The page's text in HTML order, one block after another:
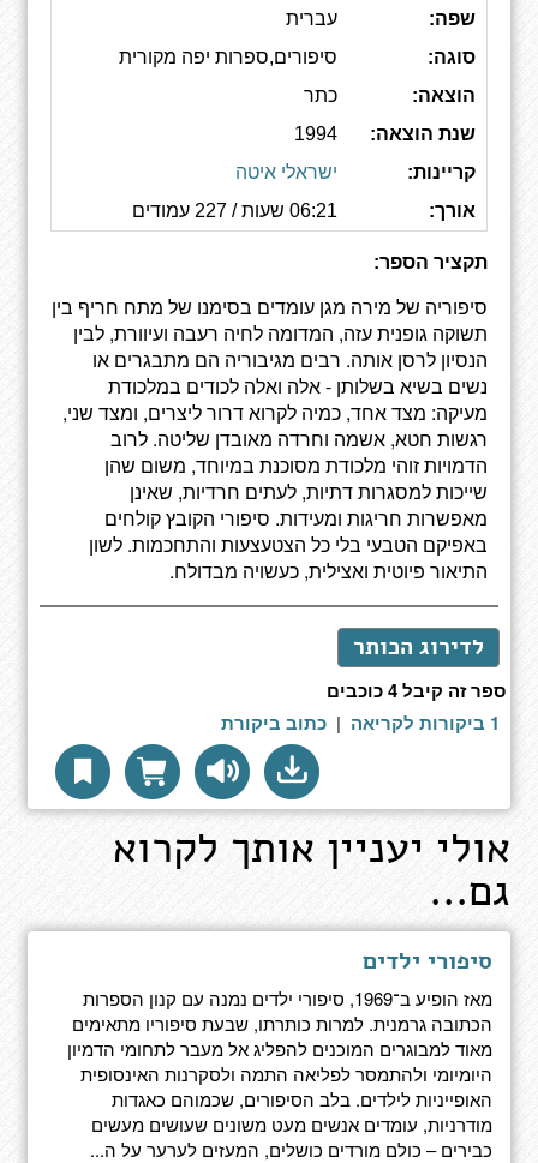
שפה:
עברית
סוגה:
סיפורים,ספרות יפה מקורית
הוצאה:
כתר
שנת הוצאה:
1994
קריינות:
ישראלי איטה
אורך:
06:21 שעות / 227 עמודים
תקציר הספר:
סיפוריה של מירה מגן עומדים בסימנו של מתח חריף בין
תשוקה גופנית עזה, המדומה לחיה רעבה ועיוורת, לבין
הנסיון לרסן אותה. רבים מגיבוריה הם מתבגרים או
נשים בשיא בשלותן - אלה ואלה לכודים במלכודת
מעיקה: מצד אחד, כמיה לקרוא דרור ליצרים, ומצד שני,
רגשות חטא, אשמה וחרדה מאובדן שליטה. לרוב
הדמויות זוהי מלכודת מסוכנת במיוחד, משום שהן
שייכות למסגרות דתיות, לעתים חרדיות, שאינן
מאפשרות חריגות ומעידות. סיפורי הקובץ קולחים
באפיקם הטבעי בלי כל הצטעצעות והתחכמות. לשון
התיאור פיוטית ואצילית, כעשויה מבדולח.
לדירוג הכותר
ספר זה קיבל 4 כוכבים
1 ביקורות לקריאה
| כתוב ביקורת
אולי יעניין אותך לקרוא
גם...
סיפורי ילדים
מאז הופיע ב־1969, סיפורי ילדים נמנה עם קנון הספרות
הכתובה גרמנית. למרות כותרתו, שבעת סיפוריו מתאימים
מאוד למבוגרים המוכנים להפליג אל מעבר לתחומי הדמיון
היומיומי ולהתמסר לפליאה התמה ולסקרנות האינסופית
האופייניות לילדים. בלב הסיפורים, שכמוהם כאגדות
מודרניות, עומדים אנשים מעט משונים שעושים מעשים
כבירים – כולם מורדים כושלים, המעזים לערער על ה...